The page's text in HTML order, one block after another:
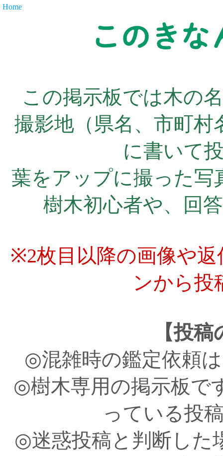
Home
この掲示板では木の
撮影地（県名、市町村
に書いて
葉をアップに撮った写
樹木初心者や、回
※2枚目以降の画像や
ンから投
【投
◎混雑時の鑑定依頼
◎樹木専用の掲示板で
っている投
◎迷惑投稿と判断した